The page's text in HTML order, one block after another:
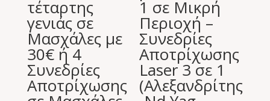
τέταρτης
γενιάς σε
Μασχάλες με
30€ ή 4
Συνεδρίες
Αποτρίχωσης
1 σε Μικρή
Περιοχή –
Συνεδρίες
Αποτρίχωσης
Laser 3 σε 1
(Αλεξανδρίτης